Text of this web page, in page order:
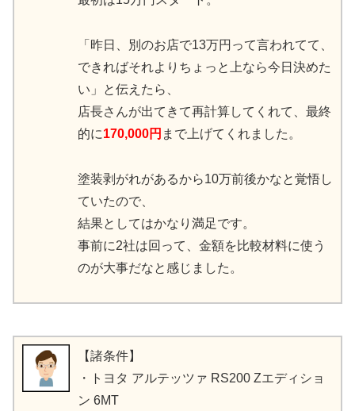
「昨日、別のお店で13万円って言われてて、
できればそれよりちょっと上なら今日決めた
い」と伝えたら、
店長さんが出てきて再計算してくれて、最終
的に170,000円 まで上げてくれました。
塗装剥がれがあるから10万前後かなと覚悟し
ていたので、
結果としてはかなり満足です。
事前に2社は回って、金額を比較材料に使う
のが大事だなと感じました。
【諸条件】
・トヨタ アルテッツァ RS200 Zエディショ
ン 6MT